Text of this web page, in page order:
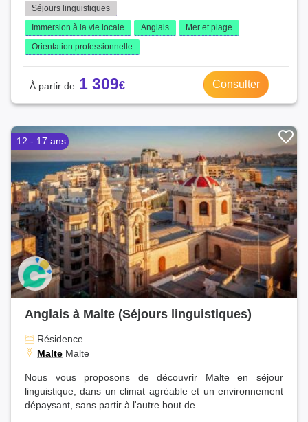
Séjours linguistiques
Immersion à la vie locale
Anglais
Mer et plage
Orientation professionnelle
1 309 Consulter
12 - 17 ans
Anglais à Malte (Séjours linguistiques)
Résidence
Malte Malte
Nous vous proposons de découvrir Malte en séjour
linguistique, dans un climat agréable et un environnement
dépaysant, sans partir à l'autre bout de...